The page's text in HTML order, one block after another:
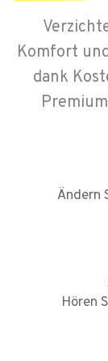
Komfort
dank
Ändern
Hören